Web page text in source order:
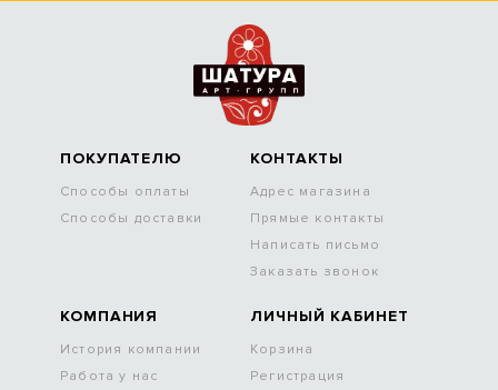
ПОКУПАТЕЛЮ
Способы оплаты
Способы доставки
КОНТАКТЫ
Адрес магазина
Прямые контакты
Написать письмо
Заказать звонок
КОМПАНИЯ
История компании
Работа у нас
ЛИЧНЫЙ КАБИНЕТ
Корзина
Регистрация